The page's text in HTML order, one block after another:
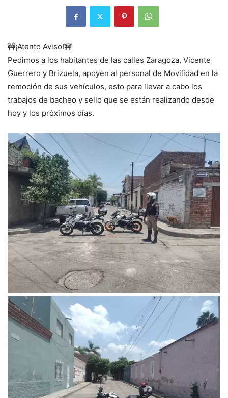
🚧¡Atento Aviso!🚧
Pedimos a los habitantes de las calles Zaragoza, Vicente
Guerrero y Brizuela, apoyen al personal de Movilidad en la
remoción de sus vehículos, esto para llevar a cabo los
trabajos de bacheo y sello que se están realizando desde
hoy y los próximos días.